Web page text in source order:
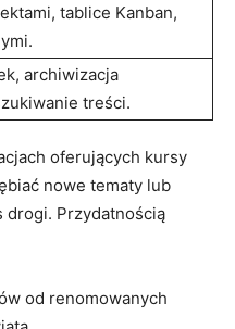
tablice Kanban,
archiwizacja
treści.
⁢oferujących⁣ kursy
nowe tematy⁣ lub
drogi.⁢ Przydatnością
od renomowanych